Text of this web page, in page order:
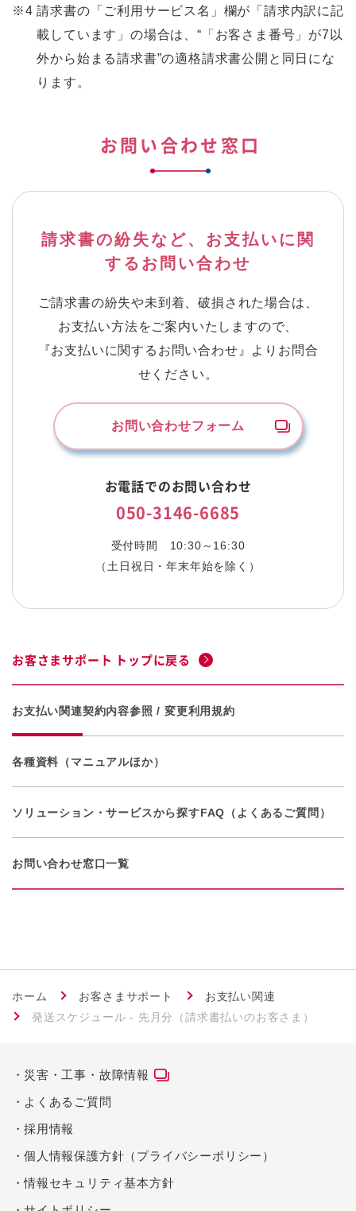
※4 請求書の「ご利用サービス名」欄が「請求内訳に記
載しています」の場合は、“「お客さま番号」が7以
外から始まる請求書”の適格請求書公開と同日にな
ります。
お問い合わせ窓口
請求書の紛失など、お支払いに関
するお問い合わせ
ご請求書の紛失や未到着、破損された場合は、
お支払い方法をご案内いたしますので、
『お支払いに関するお問い合わせ』よりお問合
せください。
お問い合わせフォーム
お電話でのお問い合わせ
050-3146-6685
受付時間 10:30～16:30
（土日祝日・年末年始を除く）
お客さまサポート トップに戻る
お支払い関連契約内容参照 / 変更利用規約
各種資料（マニュアルほか）
ソリューション・サービスから探すFAQ（よくあるご質問）
お問い合わせ窓口一覧
ホーム お客さまサポート
お支払い関連
発送スケジュール - 先月分（請求書払いのお客さま）
災害・工事・故障情報
よくあるご質問
採用情報
個人情報保護方針（プライバシーポリシー）
情報セキュリティ基本方針